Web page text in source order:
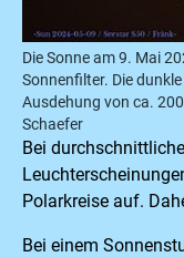
Die Sonne am 9. Mai
Sonnenfilter. Die
Ausdehung von ca.
Schaefer
Bei
Polarkreise auf.
Bei einem